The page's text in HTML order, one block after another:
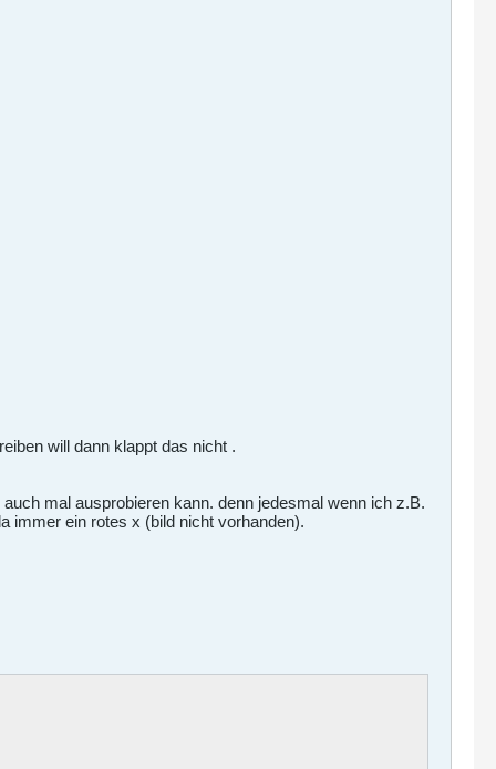
will dann klappt das nicht .
mal ausprobieren kann. denn jedesmal wenn ich z.B.
immer ein rotes x (bild nicht vorhanden).